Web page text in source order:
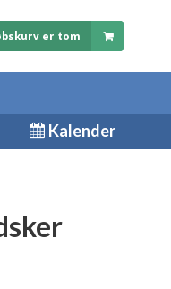
er tom
Kalender